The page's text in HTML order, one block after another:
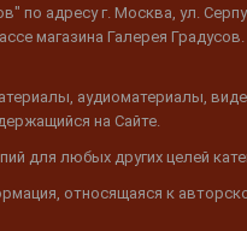
по адресу г. Москва, ул.
магазина Галерея
аудиоматериалы,
на Сайте.
для любых других целей
относящаяся к